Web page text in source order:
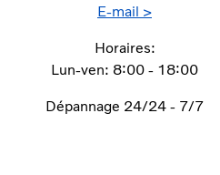
E-mail >
Horaires:
Lun-ven: 8:00 - 18:00
Dépannage 24/24 - 7/7